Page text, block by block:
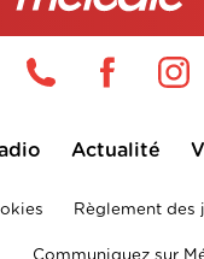
Actualité
Règlement des
Communiquez sur